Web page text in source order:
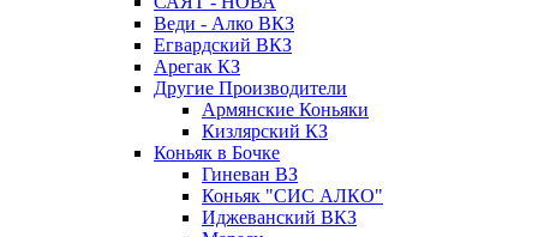
Веди - Алко ВКЗ
Егвардский ВКЗ
Арегак КЗ
Другие Производители
Армянские Коньяки
Кизлярский КЗ
Коньяк в Бочке
Гиневан ВЗ
Коньяк "СИС АЛКО"
Иджеванский ВКЗ